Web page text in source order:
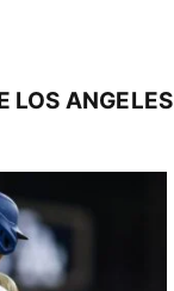
LOS ANGELES